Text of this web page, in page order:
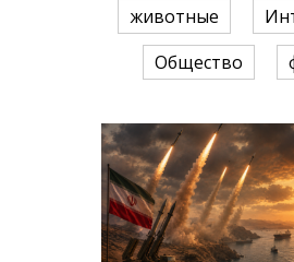
животные
Общество